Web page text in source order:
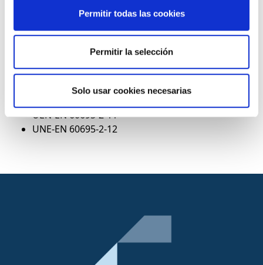
Permitir todas las cookies
Permitir la selección
Solo usar cookies necesarias
IEC 60898 (Serie)
UNE-EN 60898 (Serie)
IEC 60695-2-10
IEC 60695-2-11
IEC 60695-2-12
UEN-EN 60695-2-11
UNE-EN 60695-2-12